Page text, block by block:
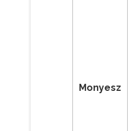
Monyesz